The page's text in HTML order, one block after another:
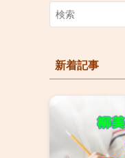
新着記事